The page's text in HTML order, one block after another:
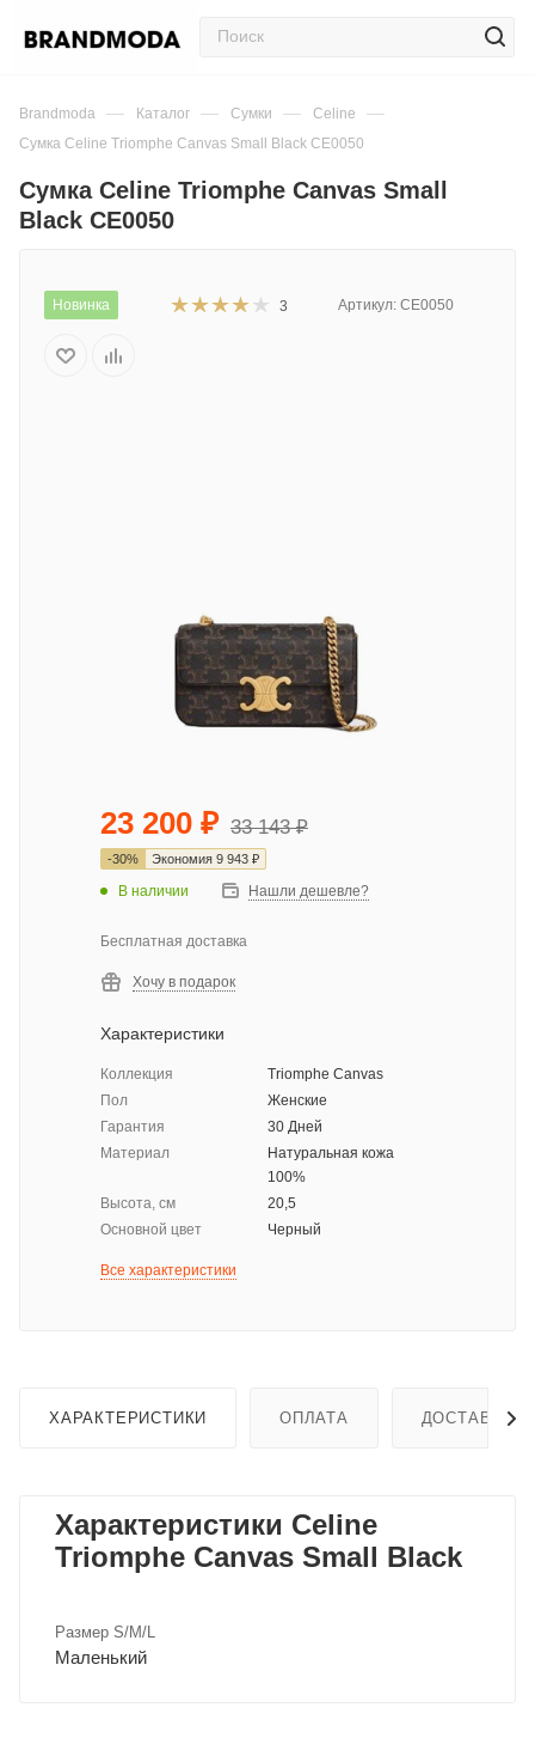
Brandmoda — Каталог — Сумки — Celine —
Сумка Celine Triomphe Canvas Small Black CE0050
Сумка Celine Triomphe Canvas Small
Black CE0050
Новинка 3 Артикул: CE0050
23 200 ₽ 33 143₽
-30% Экономия 9 943 ₽
В наличии Нашли дешевле?
Бесплатная доставка
Хочу в подарок
Характеристики
Коллекция
Triomphe Canvas
Пол
Женские
Гарантия
30 Дней
Материал
Натуральная кожа
100%
Высота, см
20,5
Основной цвет
Черный
Все характеристики
ХАРАКТЕРИСТИКИ ОПЛАТА ДОСТАВКА
Характеристики Celine
Triomphe Canvas Small Black
Размер S/M/L
Маленький